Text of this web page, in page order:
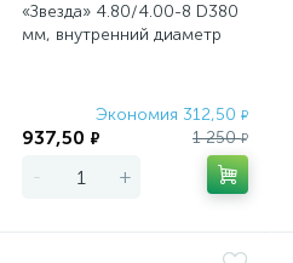
«Звезда» 4.80/4.00-8 D380
мм, внутренний диаметр
Экономия 312,50 ₽
937,50 ₽ 1 250₽
- +